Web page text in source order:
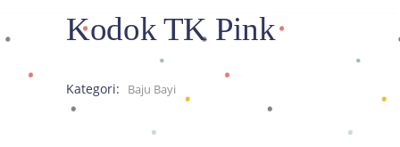
Kodok TK Pink
Kategori: Baju Bayi